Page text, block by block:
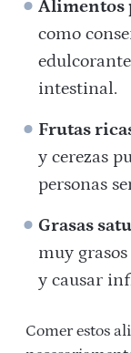
Alimentos
como
intestinal.
Frutas
y cerezas
personas
Grasas
muy
y causar
Comer estos